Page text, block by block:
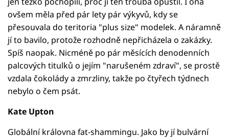
ovšem měla před pár lety pár výkyvů, kdy se
přesouvala do teritoria "plus size" modelek. A náramně
jí to bavilo, protože rozhodně nepřicházela o zakázky.
Spíš naopak. Nicméně po pár měsících denodenních
palcových titulků o jejím "narušeném zdraví", se prostě
vzdala čokolády a zmrzliny, takže po čtyřech týdnech
nebylo o čem psát.
Kate Upton
Globální královna fat-shammingu. Jako by jí bulvární